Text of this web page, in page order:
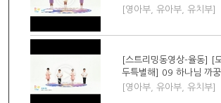
[영아부, 유아부, 유치부]
[스트리밍동영상-율동] [
두특별해] 09 하나님 까꿍
[영아부, 유아부, 유치부]